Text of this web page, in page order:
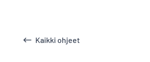
Kaikki ohjeet